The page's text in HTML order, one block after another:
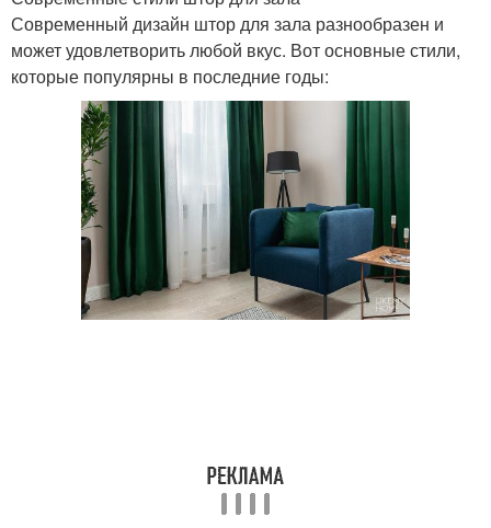
Современный дизайн штор для зала разнообразен и
может удовлетворить любой вкус. Вот основные стили,
которые популярны в последние годы: